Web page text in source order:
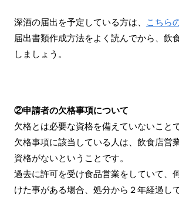
深酒の届出を予定している方は、 こちら
届出書類作成方法をよく読んでから、飲
しましょう。
②申請者の欠格事項について
欠格とは必要な資格を備えていないこと
欠格事項に該当している人は、飲食店営
資格がないということです。
過去に許可を受け食品営業をしていて、
けた事がある場合、処分から２年経過し